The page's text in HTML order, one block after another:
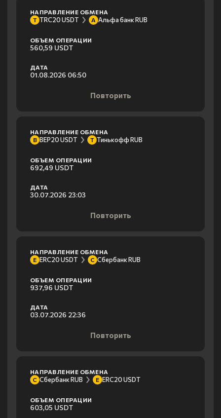
НАПРАВЛЕНИЕ ОБМЕНА
T TRC20 USDT А Альфа банк RUB
ОБЪЕМ ОПЕРАЦИИ
560,59 USDT
ДАТА
01.08.2026 06:50
Повторить
НАПРАВЛЕНИЕ ОБМЕНА
B BEP20 USDT Т Тинькофф RUB
ОБЪЕМ ОПЕРАЦИИ
692,49 USDT
ДАТА
30.07.2026 23:03
Повторить
НАПРАВЛЕНИЕ ОБМЕНА
E ERC20 USDT С Сбербанк RUB
ОБЪЕМ ОПЕРАЦИИ
937,96 USDT
ДАТА
03.07.2026 22:36
Повторить
НАПРАВЛЕНИЕ ОБМЕНА
С Сбербанк RUB E ERC20 USDT
ОБЪЕМ ОПЕРАЦИИ
603,05 USDT